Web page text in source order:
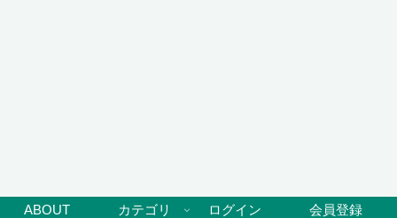
ABOUT カテゴリ ログイン 会員登録